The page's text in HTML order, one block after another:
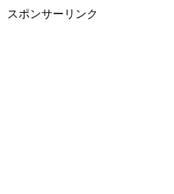
スポンサーリンク